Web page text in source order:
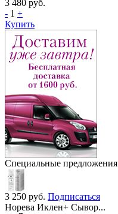
3 480 руб.
- 1 +
Купить
Специальные предложения
3 250 руб. Подписаться
Норева Иклен+ Сывор...